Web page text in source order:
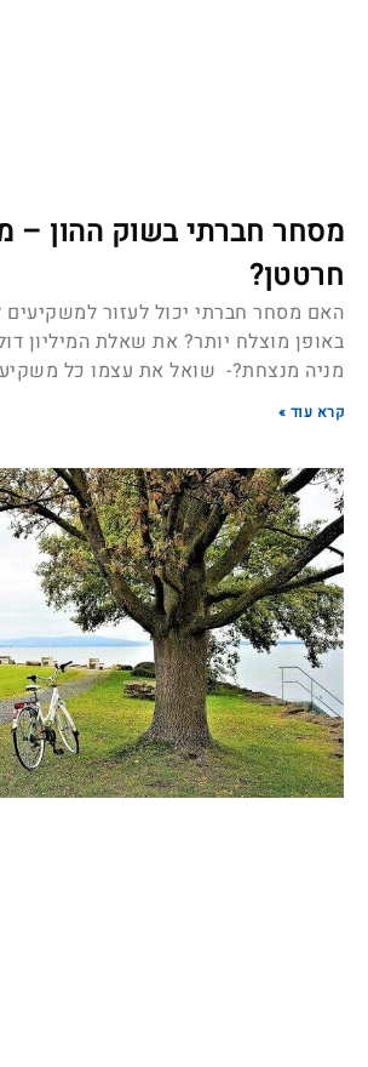
מסחר חברתי בשוק ההון –
חרטטן?
האם מסחר חברתי יכול לעזור למשקיעים
באופן מוצלח יותר? את שאלת המיליון
מניה מנצחת?- שואל את עצמו כל
קרא עוד »